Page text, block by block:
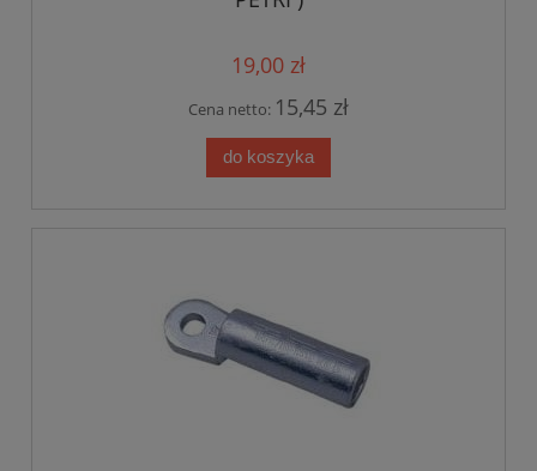
19,00 zł
Cena netto: 15,45 zł
do koszyka